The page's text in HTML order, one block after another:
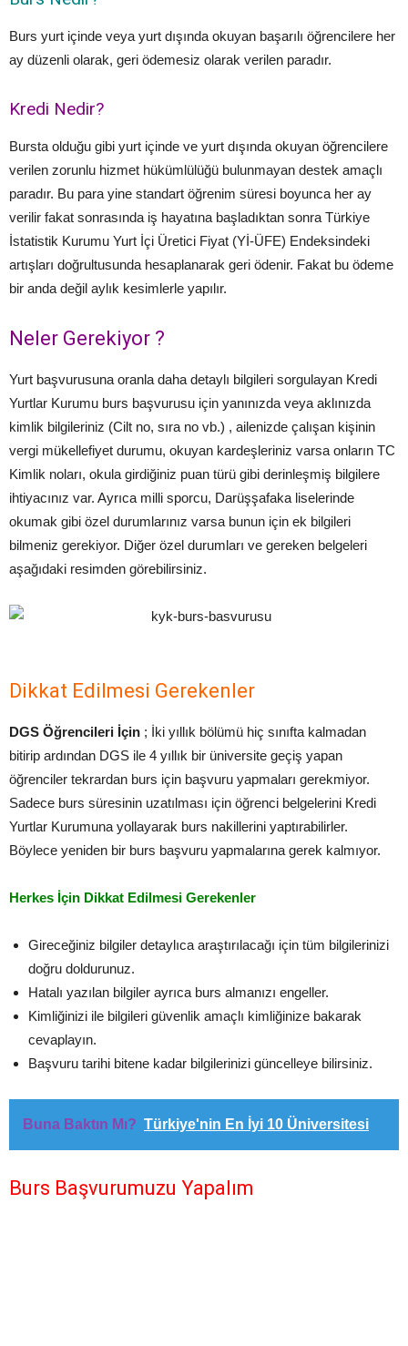
Burs yurt içinde veya yurt dışında okuyan başarılı öğrencilere her
ay düzenli olarak, geri ödemesiz olarak verilen paradır.
Kredi Nedir?
Bursta olduğu gibi yurt içinde ve yurt dışında okuyan öğrencilere
verilen zorunlu hizmet hükümlülüğü bulunmayan destek amaçlı
paradır. Bu para yine standart öğrenim süresi boyunca her ay
verilir fakat sonrasında iş hayatına başladıktan sonra Türkiye
İstatistik Kurumu Yurt İçi Üretici Fiyat (Yİ-ÜFE) Endeksindeki
artışları doğrultusunda hesaplanarak geri ödenir. Fakat bu ödeme
bir anda değil aylık kesimlerle yapılır.
Neler Gerekiyor ?
Yurt başvurusuna oranla daha detaylı bilgileri sorgulayan Kredi
Yurtlar Kurumu burs başvurusu için yanınızda veya aklınızda
kimlik bilgileriniz (Cilt no, sıra no vb.) , ailenizde çalışan kişinin
vergi mükellefiyet durumu, okuyan kardeşleriniz varsa onların TC
Kimlik noları, okula girdiğiniz puan türü gibi derinleşmiş bilgilere
ihtiyacınız var. Ayrıca milli sporcu, Darüşşafaka liselerinde
okumak gibi özel durumlarınız varsa bunun için ek bilgileri
bilmeniz gerekiyor. Diğer özel durumları ve gereken belgeleri
aşağıdaki resimden görebilirsiniz.
Dikkat Edilmesi Gerekenler
DGS Öğrencileri İçin ; İki yıllık bölümü hiç sınıfta kalmadan
bitirip ardından DGS ile 4 yıllık bir üniversite geçiş yapan
öğrenciler tekrardan burs için başvuru yapmaları gerekmiyor.
Sadece burs süresinin uzatılması için öğrenci belgelerini Kredi
Yurtlar Kurumuna yollayarak burs nakillerini yaptırabilirler.
Böylece yeniden bir burs başvuru yapmalarına gerek kalmıyor.
Herkes İçin Dikkat Edilmesi Gerekenler
Gireceğiniz bilgiler detaylıca araştırılacağı için tüm bilgilerinizi
doğru doldurunuz.
Hatalı yazılan bilgiler ayrıca burs almanızı engeller.
Kimliğinizi ile bilgileri güvenlik amaçlı kimliğinize bakarak
cevaplayın.
Başvuru tarihi bitene kadar bilgilerinizi güncelleye bilirsiniz.
Buna Baktın Mı? Türkiye'nin En İyi 10 Üniversitesi
Burs Başvurumuzu Yapalım